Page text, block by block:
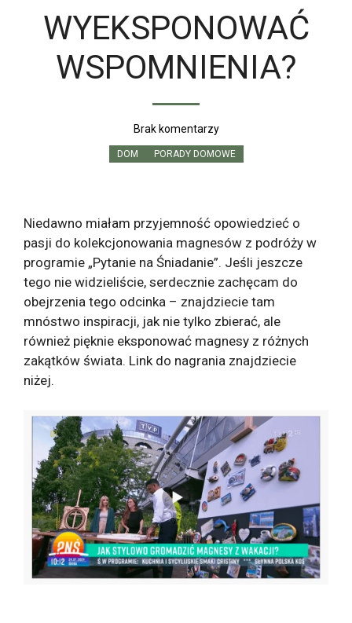
WYEKSPONOWAĆ
WSPOMNIENIA?
Brak komentarzy
DOM PORADY DOMOWE
Niedawno miałam przyjemność opowiedzieć o
pasji do kolekcjonowania magnesów z podróży w
programie „Pytanie na Śniadanie”. Jeśli jeszcze
tego nie widzieliście, serdecznie zachęcam do
obejrzenia tego odcinka – znajdziecie tam
mnóstwo inspiracji, jak nie tylko zbierać, ale
również pięknie eksponować magnesy z różnych
zakątków świata. Link do nagrania znajdziecie
niżej.